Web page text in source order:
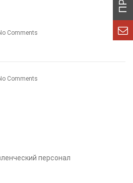
Comments
Comments
персонал